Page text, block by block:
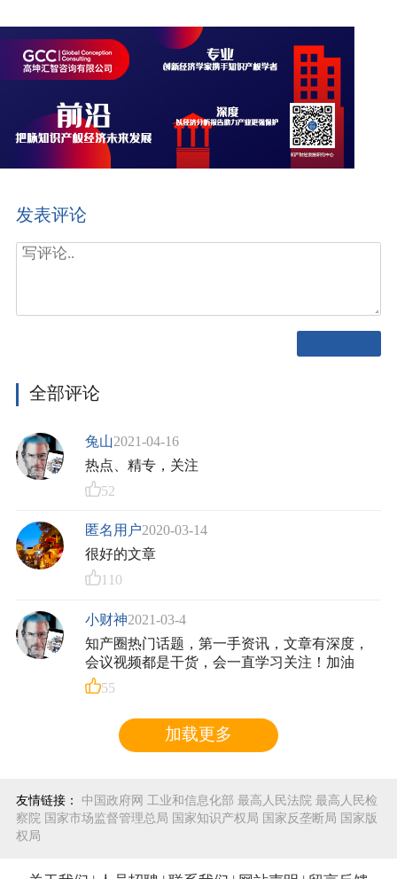
发表评论
全部评论
兔山2021-04-16
热点、精专，关注
52
匿名用户2020-03-14
很好的文章
110
小财神2021-03-4
知产圈热门话题，第一手资讯，文章有深度，
会议视频都是干货，会一直学习关注！加油
55
加载更多
友情链接： 中国政府网 工业和信息化部 最高人民法院 最高人民检
察院 国家市场监督管理总局 国家知识产权局 国家反垄断局 国家版
权局